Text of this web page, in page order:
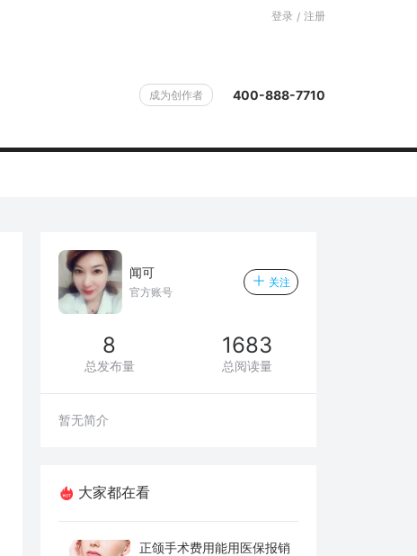
登录 / 注册
成为创作者 400-888-7710
闻可
官方账号
关注
8
总发布量
1683
总阅读量
暂无简介
大家都在看
正颌手术费用能用医保报销